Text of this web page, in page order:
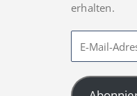
erhalten.